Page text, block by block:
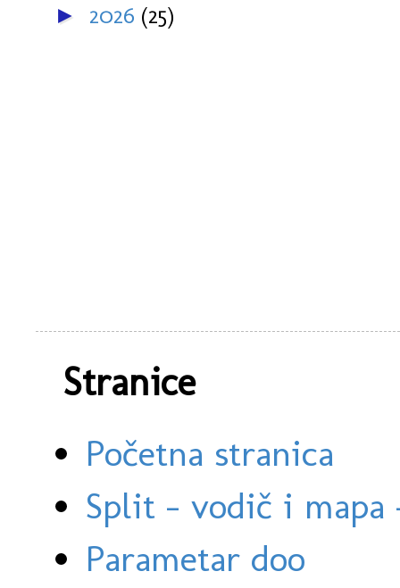
► 2026 (25)
Stranice
Početna stranica
Split - vodič i
Parametar doo